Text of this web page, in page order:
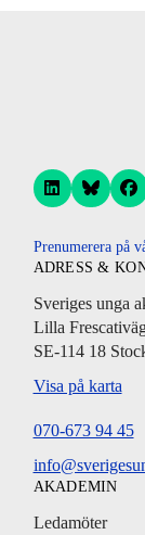
Prenumerera på
ADRESS &
Sveriges unga
Lilla
SE-114 18
Visa på karta
070-673 94 45
AKADEMIN
Ledamöter